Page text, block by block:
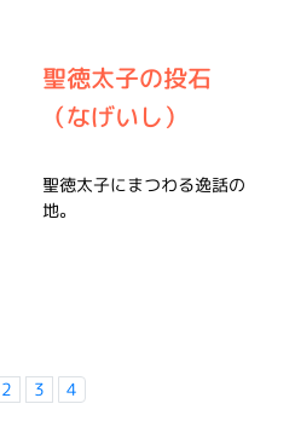
聖徳太子の投石
（なげいし）
聖徳太子にまつわる逸話の
地。
2 3 4